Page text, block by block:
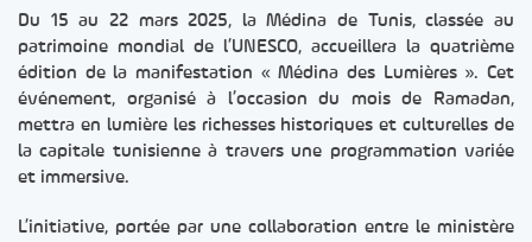
Du 15 au 22 mars 2025, la Médina de Tunis, classée au
patrimoine mondial de l’UNESCO, accueillera la quatrième
édition de la manifestation « Médina des Lumières ». Cet
événement, organisé à l’occasion du mois de Ramadan,
mettra en lumière les richesses historiques et culturelles de
la capitale tunisienne à travers une programmation variée
et immersive.
L’initiative, portée par une collaboration entre le ministère